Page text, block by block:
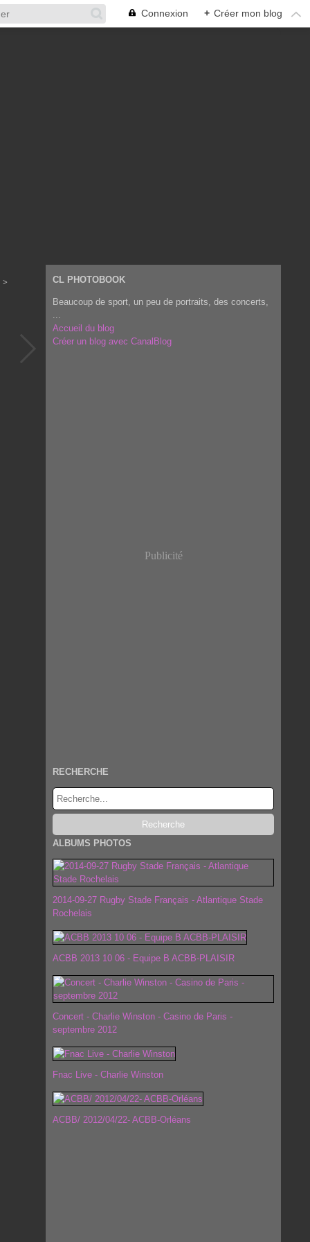
Connexion + Créer mon blog
>
CL PHOTOBOOK
Beaucoup de sport, un peu de portraits, des concerts,
...
Accueil du blog
Créer un blog avec CanalBlog
Publicité
RECHERCHE
ALBUMS PHOTOS
2014-09-27 Rugby Stade Français - Atlantique Stade
Rochelais
ACBB 2013 10 06 - Equipe B ACBB-PLAISIR
Concert - Charlie Winston - Casino de Paris -
septembre 2012
Fnac Live - Charlie Winston
ACBB/ 2012/04/22- ACBB-Orléans